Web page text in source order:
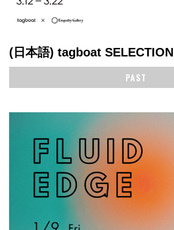
(日本語) tagboat SELECTION
PAST